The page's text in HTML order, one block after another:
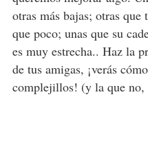
otras más bajas; otras
que poco; unas que su
es muy estrecha.. Haz la
de tus amigas, ¡verás
complejillos! (y la que no,